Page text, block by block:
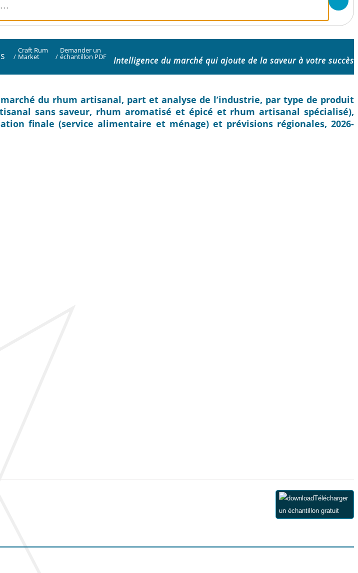
/
Craft Rum
Market /
Demander un
échantillon PDF Intelligence du marché qui ajoute de la saveur à votre succès
du rhum artisanal, part et analyse de l’industrie, par type de produit
sans saveur, rhum aromatisé et épicé et rhum artisanal spécialisé),
finale (service alimentaire et ménage) et prévisions régionales, 2026-
Télécharger
un échantillon gratuit